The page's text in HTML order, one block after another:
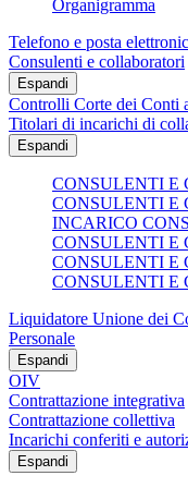
Organigramma
Telefono e posta
Consulenti e collaboratori
Espandi
Controlli Corte dei Conti
Titolari di incarichi di
Espandi
CONSULENTI E
CONSULENTI E
INCARICO
CONSULENTI E
CONSULENTI E
CONSULENTI E
Liquidatore Unione dei
Personale
Espandi
OIV
Contrattazione integrativa
Contrattazione collettiva
Incarichi conferiti e
Espandi